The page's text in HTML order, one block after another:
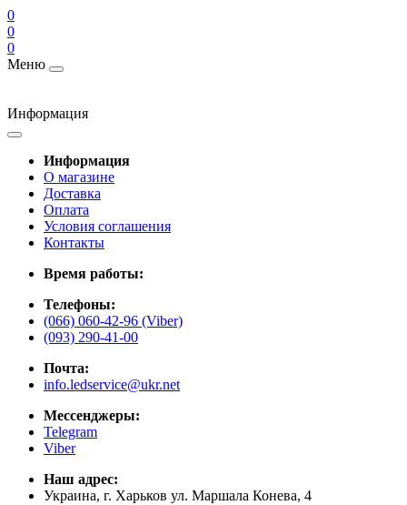
0
0
0
Меню
Информация
Информация
О магазине
Доставка
Оплата
Условия соглашения
Контакты
Время работы:
Телефоны:
(066) 060-42-96 (Viber)
(093) 290-41-00
Почта:
info.ledservice@ukr.net
Мессенджеры:
Telegram
Viber
Наш адрес:
Украина, г. Харьков ул. Маршала Конева, 4